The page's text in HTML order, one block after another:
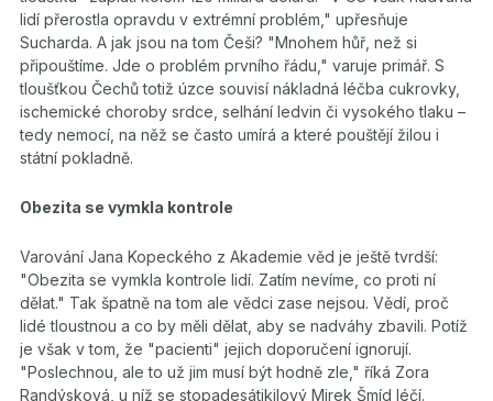
lidí přerostla opravdu v extrémní problém," upřesňuje
Sucharda. A jak jsou na tom Češi? "Mnohem hůř, než si
připouštíme. Jde o problém prvního řádu," varuje primář. S
tloušťkou Čechů totiž úzce souvisí nákladná léčba cukrovky,
ischemické choroby srdce, selhání ledvin či vysokého tlaku –
tedy nemocí, na něž se často umírá a které pouštějí žilou i
státní pokladně.
Obezita se vymkla kontrole
Varování Jana Kopeckého z Akademie věd je ještě tvrdší:
"Obezita se vymkla kontrole lidí. Zatím nevíme, co proti ní
dělat." Tak špatně na tom ale vědci zase nejsou. Vědí, proč
lidé tloustnou a co by měli dělat, aby se nadváhy zbavili. Potíž
je však v tom, že "pacienti" jejich doporučení ignorují.
"Poslechnou, ale to už jim musí být hodně zle," říká Zora
Randýsková, u níž se stopadesátikilový Mirek Šmíd léčí.